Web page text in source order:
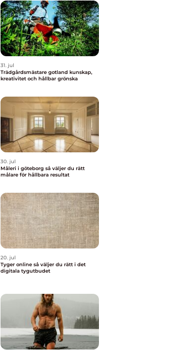
31. jul
Trädgårdsmästare gotland kunskap,
kreativitet och hållbar grönska
30. jul
Måleri i göteborg så väljer du rätt
målare för hållbara resultat
20. jul
Tyger online så väljer du rätt i det
digitala tygutbudet